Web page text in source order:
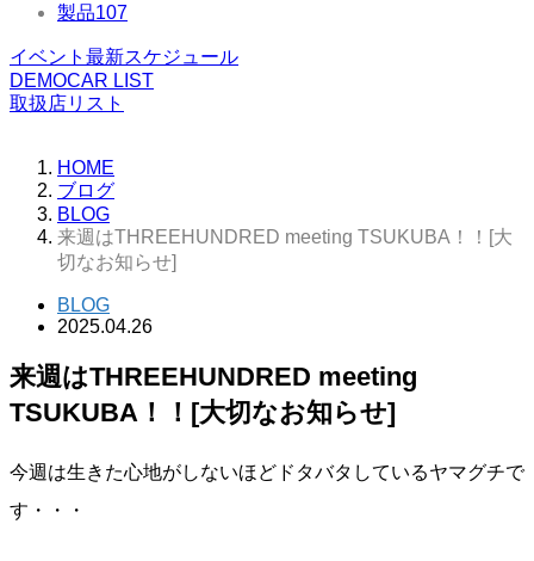
製品107
イベント最新スケジュール
DEMOCAR LIST
取扱店リスト
HOME
ブログ
BLOG
来週はTHREEHUNDRED meeting TSUKUBA！！[大
切なお知らせ]
BLOG
2025.04.26
来週はTHREEHUNDRED meeting
TSUKUBA！！[大切なお知らせ]
今週は生きた心地がしないほどドタバタしているヤマグチで
す・・・